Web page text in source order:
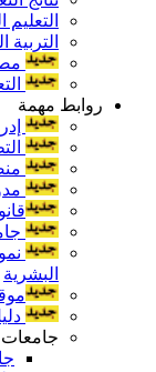
روابط مهمة
قانون 81 لسنة 2016 "
البشرية
جامعات